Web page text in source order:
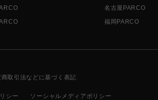
名古屋PARCO
福岡PARCO
取引法などに基づく表記
シー ソーシャルメディアポリシー